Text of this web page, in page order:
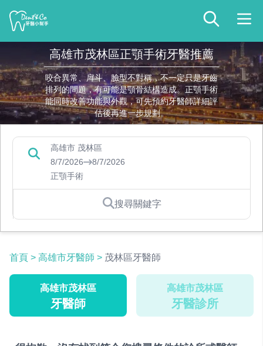
高雄市茂林區正顎手術牙醫推薦
咬合異常、戽斗、臉型不對稱，不一定只是牙齒
排列的問題，有可能是顎骨結構造成。正顎手術
能同時改善功能與外觀，可先預約牙醫師詳細評
估後再進一步規劃。
高雄市 茂林區
8/7/2026
8/7/2026
正顎手術
搜尋關鍵字
首頁 > 高雄市牙醫師 > 茂林區牙醫師
高雄市茂林區
牙醫師
高雄市茂林區
牙醫診所